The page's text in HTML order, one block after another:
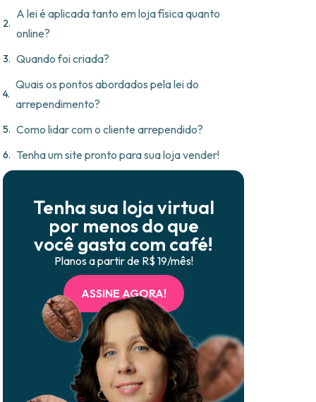
A lei é aplicada tanto em loja física quanto
online?
Quando foi criada?
Quais os pontos abordados pela lei do
arrependimento?
Como lidar com o cliente arrependido?
Tenha um site pronto para sua loja vender!
Tenha sua loja virtual
por menos do que
você gasta com café!
Planos a partir de R$ 19/mês!
ASSINE AGORA!